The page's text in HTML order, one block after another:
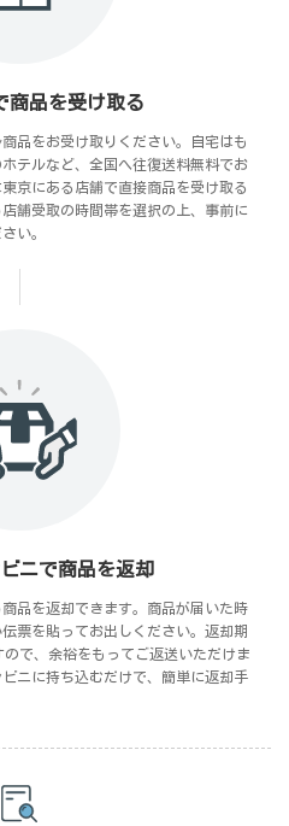
商品を受け取る
品をお受け取りください。自宅はも
テルなど、全国へ往復送料無料でお
京にある店舗で直接商品を受け取る
舗受取の時間帯を選択の上、事前に
い。
ニで商品を返却
品を返却できます。商品が届いた時
票を貼ってお出しください。返却期
で、余裕をもってご返送いただけま
ニに持ち込むだけで、簡単に返却手